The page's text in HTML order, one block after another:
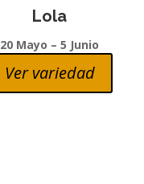
Lola
20 Mayo – 5 Junio
Ver variedad